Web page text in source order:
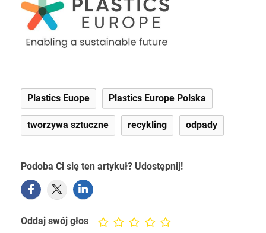
Plastics Euope Plastics Europe Polska
tworzywa sztuczne recykling odpady
Podoba Ci się ten artykuł? Udostępnij!
Oddaj swój głos